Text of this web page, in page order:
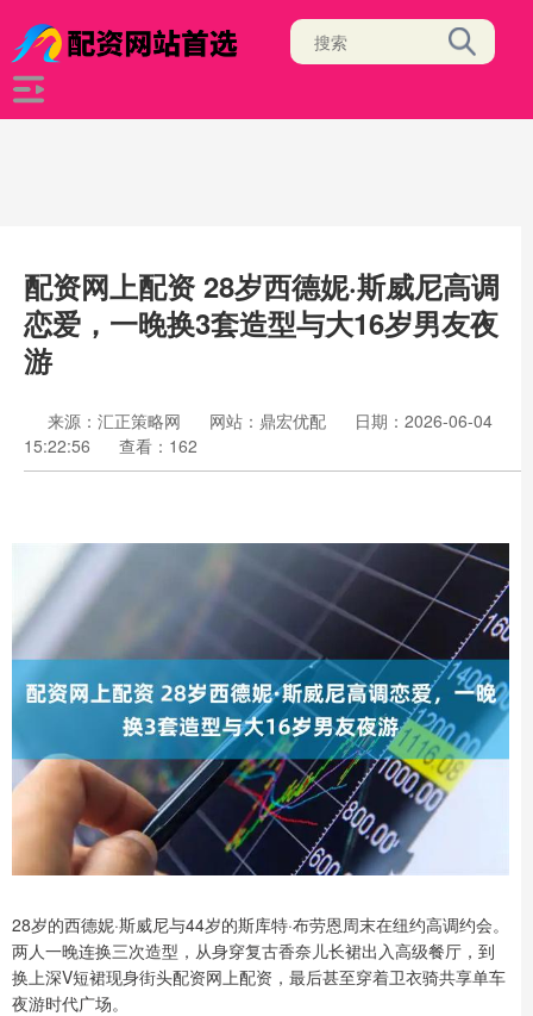
配资网上配资 28岁西德妮·斯威尼高调
恋爱，一晚换3套造型与大16岁男友夜
游
来源：汇正策略网 网站：鼎宏优配
日期：2026-06-04
15:22:56
查看：162
28岁的西德妮·斯威尼与44岁的斯库特·布劳恩周末在纽约高调约会。
两人一晚连换三次造型，从身穿复古香奈儿长裙出入高级餐厅，到
换上深V短裙现身街头配资网上配资，最后甚至穿着卫衣骑共享单车
夜游时代广场。